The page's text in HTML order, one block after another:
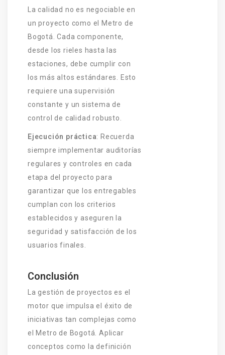
La calidad no es negociable en
un proyecto como el Metro de
Bogotá. Cada componente,
desde los rieles hasta las
estaciones, debe cumplir con
los más altos estándares. Esto
requiere una supervisión
constante y un sistema de
control de calidad robusto.
Ejecución práctica: Recuerda
siempre implementar auditorías
regulares y controles en cada
etapa del proyecto para
garantizar que los entregables
cumplan con los criterios
establecidos y aseguren la
seguridad y satisfacción de los
usuarios finales.
Conclusión
La gestión de proyectos es el
motor que impulsa el éxito de
iniciativas tan complejas como
el Metro de Bogotá. Aplicar
conceptos como la definición